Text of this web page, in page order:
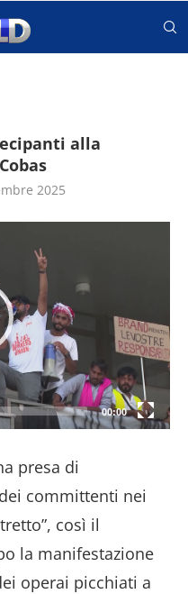
alla
2025
00:00
presa di
committenti nei
così il
la manifestazione
operai picchiati a